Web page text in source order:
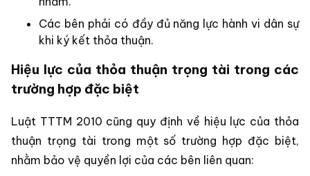
Các bên phải có đầy đủ năng lực hành vi dân sự
khi ký kết thỏa thuận.
Hiệu lực của thỏa thuận trọng tài trong các
trường hợp đặc biệt
Luật TTTM 2010 cũng quy định về hiệu lực của thỏa
thuận trọng tài trong một số trường hợp đặc biệt,
nhằm bảo vệ quyền lợi của các bên liên quan: